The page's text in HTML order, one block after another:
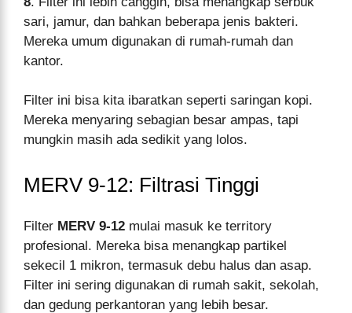
sari, jamur, dan bahkan beberapa jenis bakteri.
Mereka umum digunakan di rumah-rumah dan
kantor.
Filter ini bisa kita ibaratkan seperti saringan kopi.
Mereka menyaring sebagian besar ampas, tapi
mungkin masih ada sedikit yang lolos.
MERV 9-12: Filtrasi Tinggi
Filter MERV 9-12 mulai masuk ke territory
profesional. Mereka bisa menangkap partikel
sekecil 1 mikron, termasuk debu halus dan asap.
Filter ini sering digunakan di rumah sakit, sekolah,
dan gedung perkantoran yang lebih besar.